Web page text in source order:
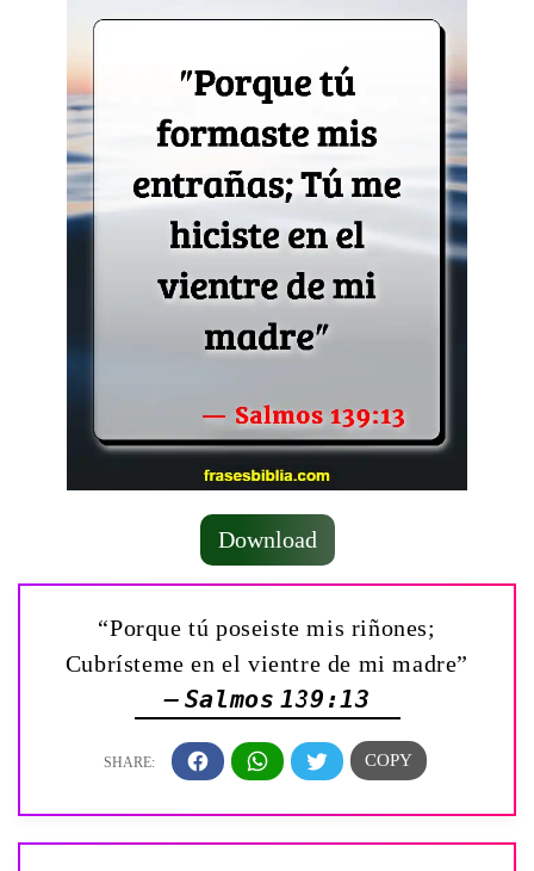
Download
“Porque tú poseiste mis riñones;
Cubrísteme en el vientre de mi madre”
— Salmos 139:13